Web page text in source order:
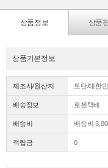
상품정보 상품
상품기본정보
제조사/원산지 토단/대한
배송정보 로젠택배
배송비 배송비
적립금 0